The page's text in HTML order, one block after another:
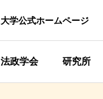
大学公式ホームページ
法政学会 研究所